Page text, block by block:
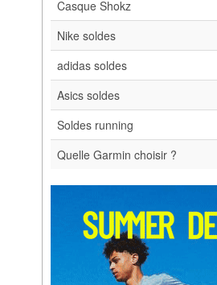
Casque Shokz
Nike soldes
adidas soldes
Asics soldes
Soldes running
Quelle Garmin choisir ?